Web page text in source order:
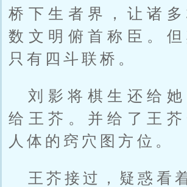
桥下生者界，让诸
数文明俯首称臣。
只有四斗联桥。
刘影将棋生还给
给王芥。并给了王
人体的窍穴图方位。
王芥接过，疑惑看